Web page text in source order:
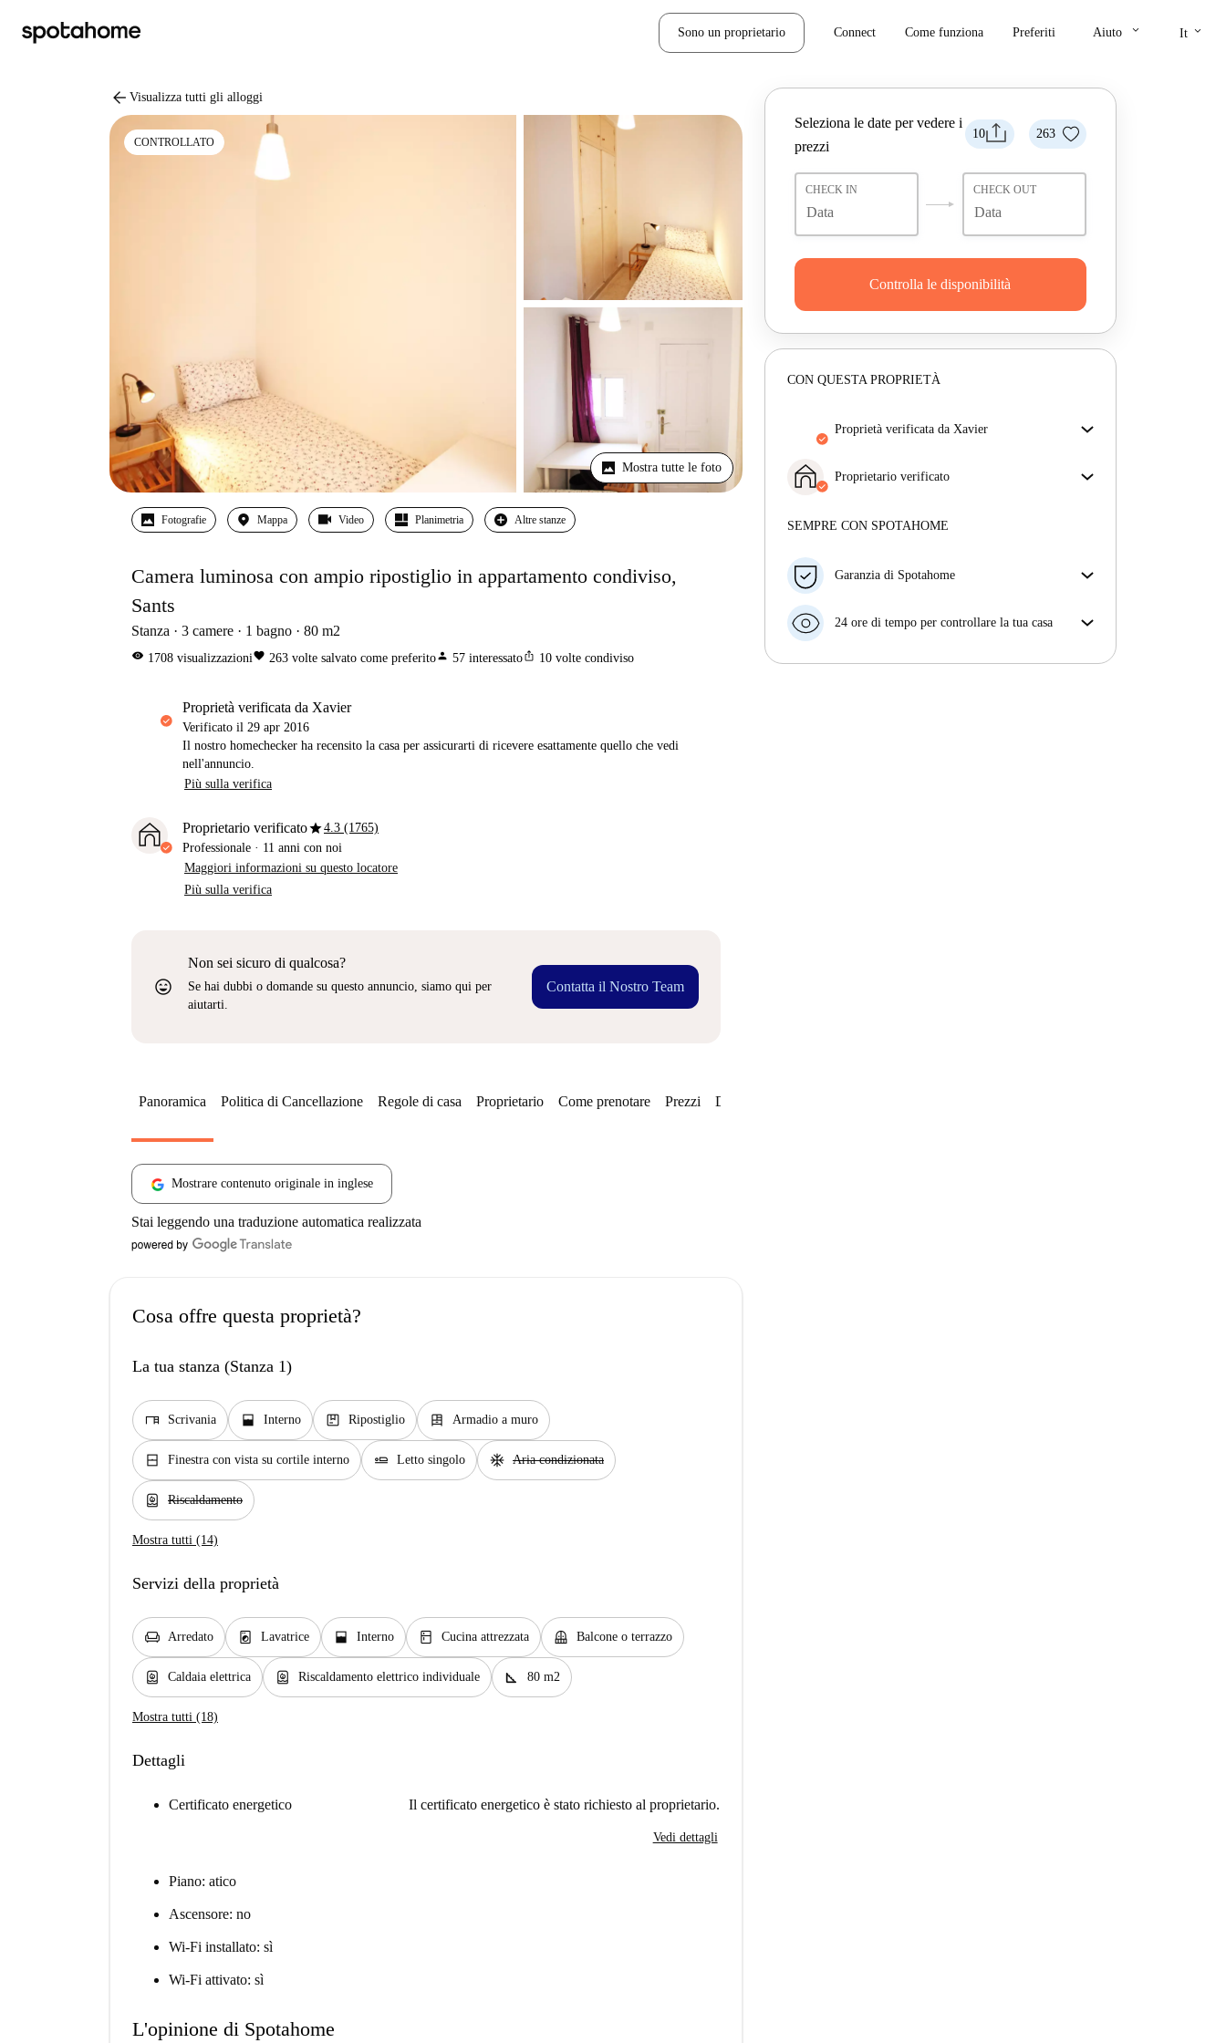
Sono un proprietario Connect Come funziona Preferiti Aiuto keyboard_arrow_down It keyboard_arrow_down
arrow_back Visualizza tutti gli alloggi
CONTROLLATO
Mostra tutte le foto
Fotografie Mappa Video Planimetria Altre stanze
Camera luminosa con ampio ripostiglio in appartamento condiviso,
Sants
Stanza 3 camere 1 bagno 80 m2
visibility 1708 visualizzazionifavorite 263 volte salvato come preferitoperson 57 interessatoios_share 10 volte condiviso
proprietà verificata da Xavier
Verificato il 29 apr 2016
Il nostro homechecker ha recensito la casa per assicurarti di ricevere esattamente quello che vedi
nell'annuncio.
Più sulla verifica
Proprietario verificatostar4.3 (1765)
Professionale · 11 anni con noi
Maggiori informazioni su questo locatore
Più sulla verifica
sentiment_very_satisfied
Non sei sicuro di qualcosa?
Se hai dubbi o domande su questo annuncio, siamo qui per
aiutarti.
Contatta il Nostro Team
10 263
Seleziona le date per vedere i
prezzi
CHECK IN CHECK OUT
Controlla le disponibilità
CON QUESTA PROPRIETÀ
proprietà verificata da Xavier
assicurarti di ricevere esattamente quello che vedi
nell'annuncio.
Proprietario verificato
Maggiori informazioni su questo locatore
SEMPRE CON SPOTAHOME
Garanzia di Spotahome
con breve preavviso, noi A) ti pagheremo un hotel e
B) ti rimborseremo totalmente
24 ore di tempo per controllare la tua casa
Panoramica Politica di Cancellazione Regole di casa Proprietario Come prenotare Prezzi Disponibilità
Mostrare contenuto originale in inglese
Stai leggendo una traduzione automatica realizzata
Cosa offre questa proprietà?
La tua stanza (Stanza 1)
desk Scrivania window_open Interno package Ripostiglio dresser Armadio a muro
window_closed Finestra con vista su cortile interno airline_seat_flat Letto singolo ac_unit Aria condizionata
water_heater Riscaldamento
Mostra tutti (14)
Servizi della proprietà
chair Arredato local_laundry_service Lavatrice window_open Interno kitchen Cucina attrezzata balcony Balcone o terrazzo
water_heater Caldaia elettrica water_heater Riscaldamento elettrico individuale square_foot 80 m2
Mostra tutti (18)
Dettagli
Certificato energetico Il certificato energetico è stato richiesto al proprietario.
Vedi dettagli
Piano: atico
Ascensore: no
Wi-Fi installato: sì
Wi-Fi attivato: sì
L'opinione di Spotahome